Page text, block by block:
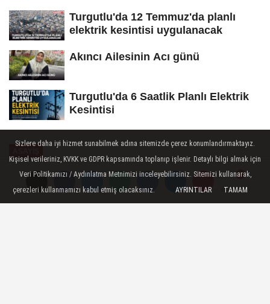
Yorumlar
Turgutlu'da 12 Temmuz'da planlı
elektrik kesintisi uygulanacak
Akıncı Ailesinin Acı günü
Turgutlu'da 6 Saatlik Planlı Elektrik
Kesintisi
Yayınlanma: 09 Şubat 2025 - 12:38
Manisa Polisinden Sahte DövizYorumlar
Sizlere daha iyi hizmet sunabilmek adına sitemizde çerez konumlandırmaktayız.
Kişisel verileriniz, KVKK ve GDPR kapsamında toplanıp işlenir. Detaylı bilgi almak için
Veri Politikamızı / Aydınlatma Metnimizi inceleyebilirsiniz. Sitemizi kullanarak,
çerezleri kullanmamızı kabul etmiş olacaksınız.
AYRINTILAR TAMAM